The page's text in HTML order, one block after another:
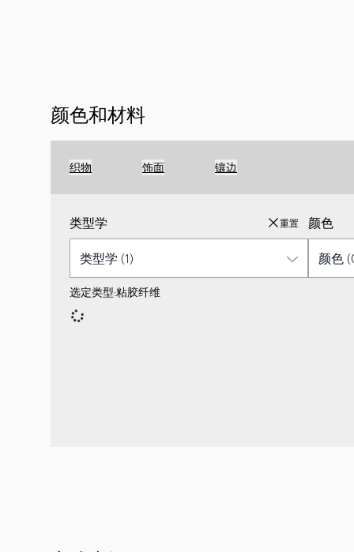
颜色和材料
织物 饰面 镶边
类型学 重置
选定类型:粘胶纤维
颜色